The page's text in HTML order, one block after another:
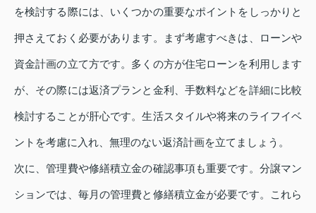
を検討する際には、いくつかの重要なポイントをしっかりと
押さえておく必要があります。まず考慮すべきは、ローンや
資金計画の立て方です。多くの方が住宅ローンを利用します
が、その際には返済プランと金利、手数料などを詳細に比較
検討することが肝心です。生活スタイルや将来のライフイベ
ントを考慮に入れ、無理のない返済計画を立てましょう。
次に、管理費や修繕積立金の確認事項も重要です。分譲マン
ションでは、毎月の管理費と修繕積立金が必要です。これら